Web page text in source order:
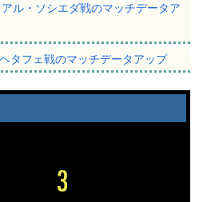
ル・ソシエダ戦のマッチデータア
タフェ戦のマッチデータアップ